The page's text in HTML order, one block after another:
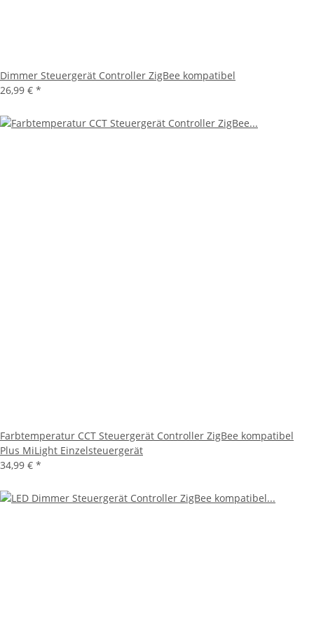
Dimmer Steuergerät Controller ZigBee kompatibel
26,99 € *
Farbtemperatur CCT Steuergerät Controller ZigBee kompatibel
Plus MiLight Einzelsteuergerät
34,99 € *